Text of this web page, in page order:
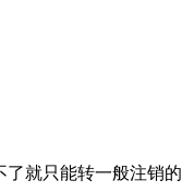
了就只能转一般注销的